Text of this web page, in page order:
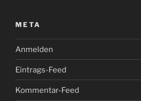
META
Anmelden
Eintrags-Feed
Kommentar-Feed